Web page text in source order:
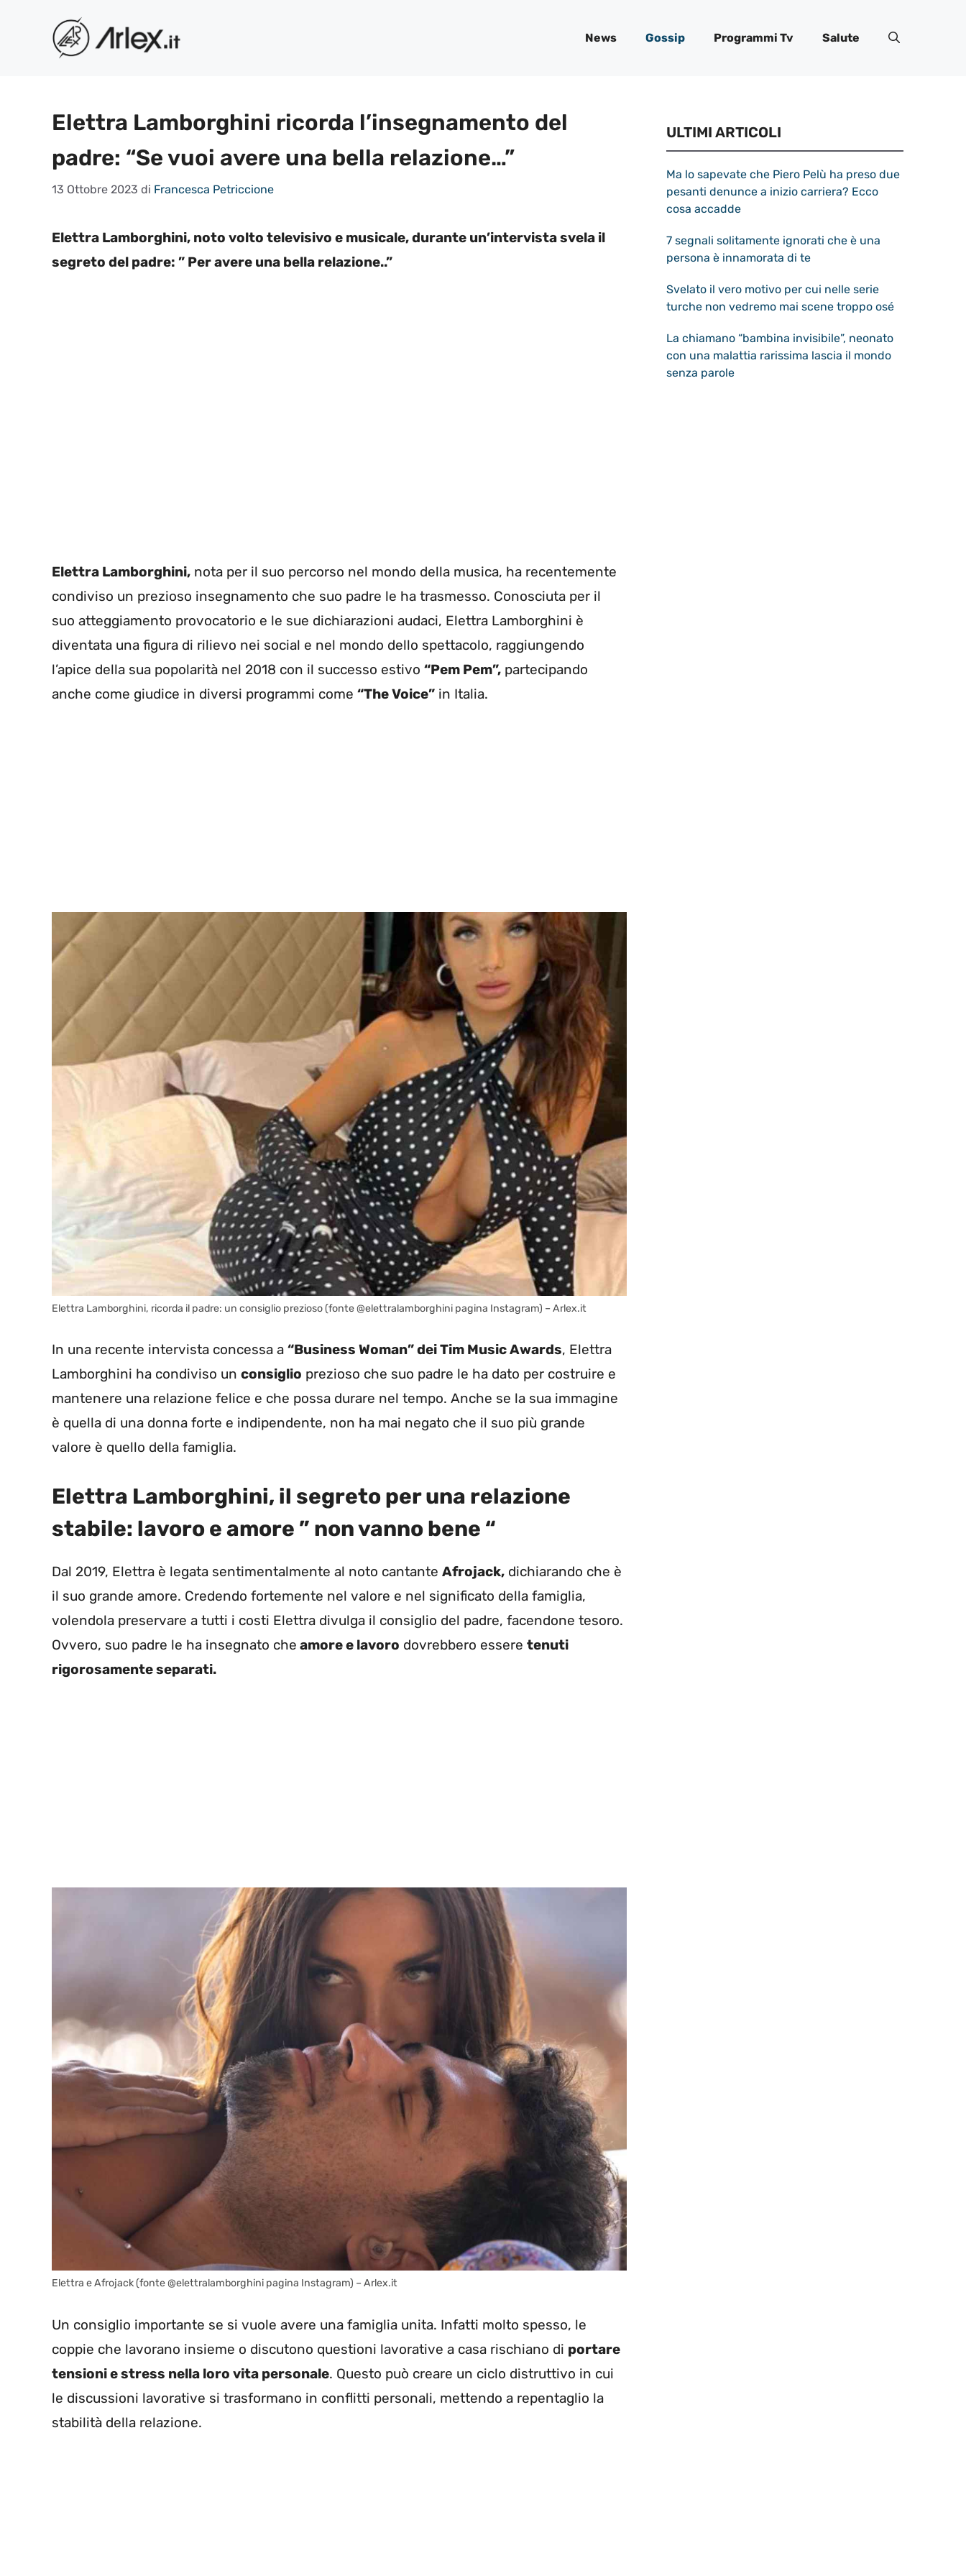
contenuto
News Gossip Programmi Tv Salute
Elettra Lamborghini ricorda l’insegnamento del
padre: “Se vuoi avere una bella relazione…”
13 Ottobre 2023 di Francesca Petriccione
Elettra Lamborghini, noto volto televisivo e musicale, durante un’intervista svela il
segreto del padre: ” Per avere una bella relazione..”
Elettra Lamborghini, nota per il suo percorso nel mondo della musica, ha recentemente
condiviso un prezioso insegnamento che suo padre le ha trasmesso. Conosciuta per il
suo atteggiamento provocatorio e le sue dichiarazioni audaci, Elettra Lamborghini è
diventata una figura di rilievo nei social e nel mondo dello spettacolo, raggiungendo
l’apice della sua popolarità nel 2018 con il successo estivo “Pem Pem”, partecipando
anche come giudice in diversi programmi come “The Voice” in Italia.
Elettra Lamborghini, ricorda il padre: un consiglio prezioso (fonte @elettralamborghini pagina Instagram) – Arlex.it
In una recente intervista concessa a “Business Woman” dei Tim Music Awards, Elettra
Lamborghini ha condiviso un consiglio prezioso che suo padre le ha dato per costruire e
mantenere una relazione felice e che possa durare nel tempo. Anche se la sua immagine
è quella di una donna forte e indipendente, non ha mai negato che il suo più grande
valore è quello della famiglia.
Elettra Lamborghini, il segreto per una relazione
stabile: lavoro e amore ” non vanno bene “
Dal 2019, Elettra è legata sentimentalmente al noto cantante Afrojack, dichiarando che è
il suo grande amore. Credendo fortemente nel valore e nel significato della famiglia,
volendola preservare a tutti i costi Elettra divulga il consiglio del padre, facendone tesoro.
Ovvero, suo padre le ha insegnato che amore e lavoro dovrebbero essere tenuti
rigorosamente separati.
Elettra e Afrojack (fonte @elettralamborghini pagina Instagram) – Arlex.it
Un consiglio importante se si vuole avere una famiglia unita. Infatti molto spesso, le
coppie che lavorano insieme o discutono questioni lavorative a casa rischiano di portare
tensioni e stress nella loro vita personale. Questo può creare un ciclo distruttivo in cui
le discussioni lavorative si trasformano in conflitti personali, mettendo a repentaglio la
stabilità della relazione.
ULTIMI ARTICOLI
Ma lo sapevate che Piero Pelù ha preso due
pesanti denunce a inizio carriera? Ecco
cosa accadde
7 segnali solitamente ignorati che è una
persona è innamorata di te
Svelato il vero motivo per cui nelle serie
turche non vedremo mai scene troppo osé
La chiamano “bambina invisibile”, neonato
con una malattia rarissima lascia il mondo
senza parole